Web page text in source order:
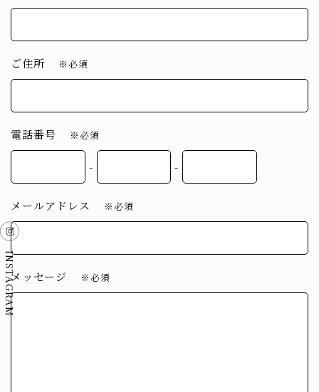
INSTAGRAM
ご住所 ※必須
電話番号 ※必須
- -
メールアドレス ※必須
メッセージ ※必須